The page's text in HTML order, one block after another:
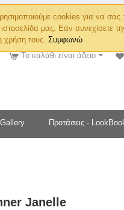
cookies για να
ιστοσελίδα μας. Εάν συνεχίσετε
χρήση τους.Συμφωνώ
Το καλάθι είναι άδειο
Προτάσεις -
Janelle